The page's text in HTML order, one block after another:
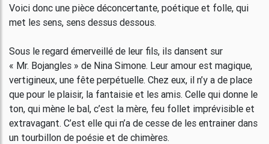
Voici donc une pièce déconcertante, poétique et folle, qui
met les sens, sens dessus dessous.
Sous le regard émerveillé de leur fils, ils dansent sur
« Mr. Bojangles » de Nina Simone. Leur amour est magique,
vertigineux, une fête perpétuelle. Chez eux, il n’y a de place
que pour le plaisir, la fantaisie et les amis. Celle qui donne le
ton, qui mène le bal, c’est la mère, feu follet imprévisible et
extravagant. C’est elle qui n’a de cesse de les entrainer dans
un tourbillon de poésie et de chimères.